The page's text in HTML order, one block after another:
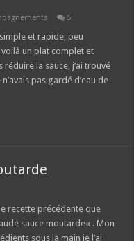
5
et rapide, peu
un plat complet et
la sauce, j’ai trouvé
pas gardé d’eau de
recette précédente que
sauce moutarde« . Mon
sous la main je l’ai